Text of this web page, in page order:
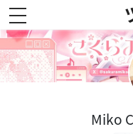
toggle navigation
Miko